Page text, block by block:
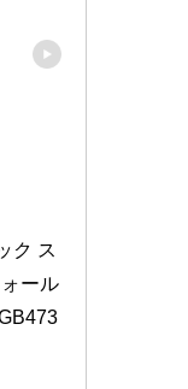
ク ス
ール